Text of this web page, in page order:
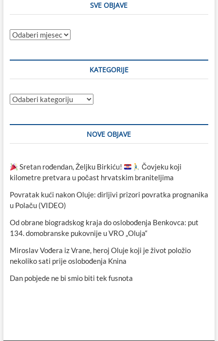
SVE OBJAVE
Sve
KATEGORIJE
Kategorije
NOVE OBJAVE
Sretan rođendan, Željku Birkiću!
Čovjeku koji
kilometre pretvara u počast hrvatskim braniteljima
Povratak kući nakon Oluje: dirljivi prizori povratka prognanika
u Polaču (VIDEO)
Od obrane biogradskog kraja do oslobođenja Benkovca: put
134. domobranske pukovnije u VRO „Oluja“
Miroslav Vođera iz Vrane, heroj Oluje koji je život položio
nekoliko sati prije oslobođenja Knina
Dan pobjede ne bi smio biti tek fusnota